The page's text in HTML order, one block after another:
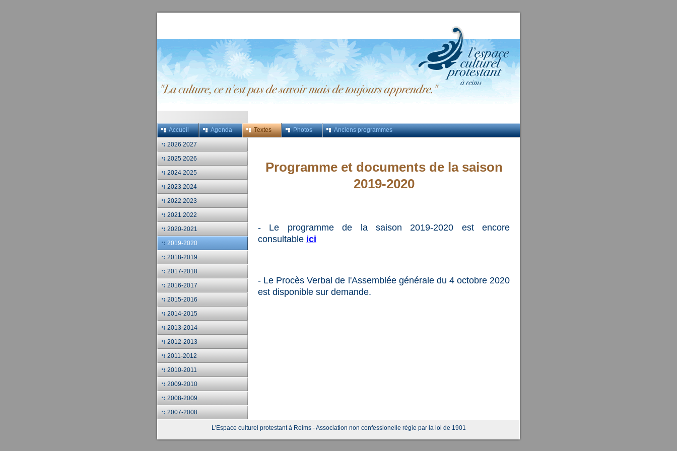
Accueil Agenda Textes Photos Anciens programmes
2026 2027
2025 2026
2024 2025
2023 2024
2022 2023
2021 2022
2020-2021
2019-2020
2018-2019
2017-2018
2016-2017
2015-2016
2014-2015
2013-2014
2012-2013
2011-2012
2010-2011
2009-2010
2008-2009
2007-2008
Programme et documents de la saison
2019-2020
- Le programme de la saison 2019-2020 est encore
consultable ici
- Le Procès Verbal de l'Assemblée générale du 4 octobre 2020
est disponible sur demande.
L'Espace culturel protestant à Reims - Association non confessionelle régie par la loi de 1901